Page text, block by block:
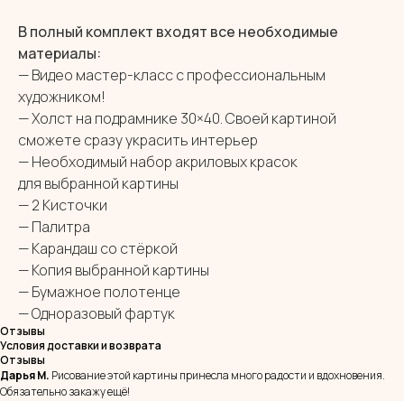
В полный комплект входят все необходимые
материалы:
— Видео мастер-класс с профессиональным
художником!
— Холст на подрамнике 30×40. Своей картиной
сможете сразу украсить интерьер
— Необходимый набор акриловых красок
для выбранной картины
— 2 Кисточки
— Палитра
— Карандаш со стёркой
— Копия выбранной картины
— Бумажное полотенце
— Одноразовый фартук
Отзывы
Условия доставки и возврата
Отзывы
Дарья М. Рисование этой картины принесла много радости и вдохновения.
Обязательно закажу ещё!